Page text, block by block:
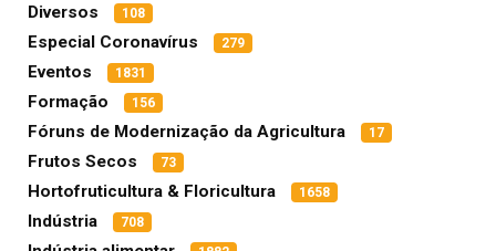
Diversos 108
Especial Coronavírus 279
Eventos 1831
Formação 156
Fóruns de Modernização da Agricultura 17
Frutos Secos 73
Hortofruticultura & Floricultura 1658
Indústria 708